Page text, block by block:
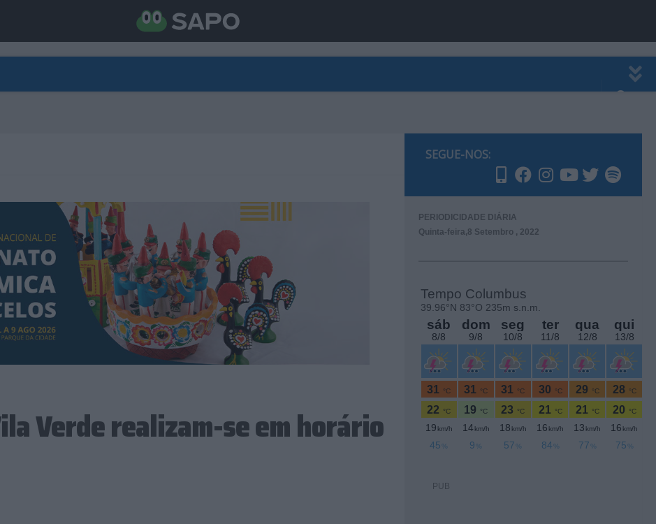
Verde realizam-se em horário
SEGUE-NOS:
PERIODICIDADE DIÁRIA
Quinta-feira,8 Setembro , 2022
PUB